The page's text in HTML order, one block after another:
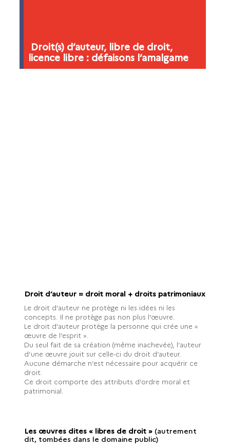
Droit(s) d’auteur, libre de droit,
licence libre : défaisons l’amalgame
Droit d’auteur = droit moral + droits patrimoniaux
Le droit d’auteur ne protège ni les idées ni les
concepts. Il ne protège pas non plus l’œuvre.
Le droit d’auteur protège la personne qui crée une «
œuvre de l’esprit ».
Du seul fait de sa création (même inachevée), l’auteur
d’une œuvre jouit sur celle-ci du droit d’auteur.
Aucune démarche n’est nécessaire pour acquérir ce
droit.
Ce droit comporte des attributs d’ordre moral et
patrimonial.
Les œuvres dites « libres de droit » (autrement
dit, tombées dans le domaine public)